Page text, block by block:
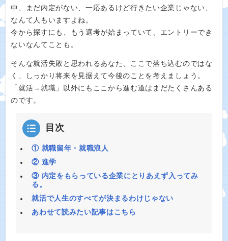
中、まだ内定がない、一応あるけど行きたい企業じゃない、
なんて人もいますよね。
今から探すにも、もう選考が始まっていて、エントリーでき
ないなんてことも。
そんな就活失敗と思われるあなた、ここで落ち込むのではな
く、しっかり将来を見据えて今後のことを考えましょう。
「就活→就職」以外にもここから進む道はまだたくさんある
のです。
目次
① 就職留年・就職浪人
② 進学
③ 内定をもらっている企業にとりあえず入ってみ
る。
就活で人生のすべてが決まるわけじゃない
あわせて読みたい記事はこちら